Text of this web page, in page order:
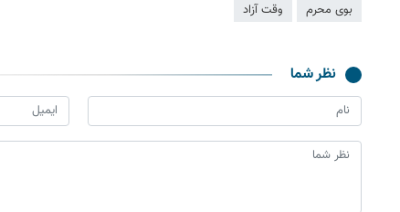
بوی محرم
وقت آزاد
نظر شما